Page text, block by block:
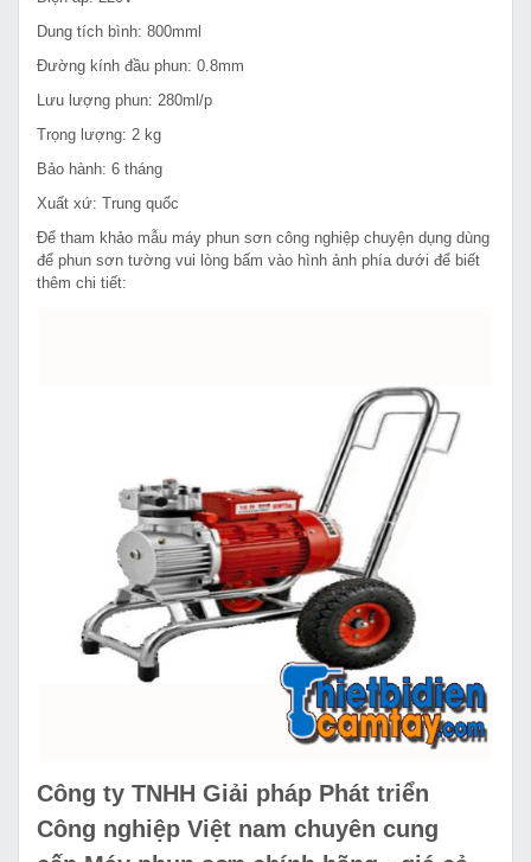
Dung tích bình: 800mml
Đường kính đầu phun: 0.8mm
Lưu lượng phun: 280ml/p
Trọng lượng: 2 kg
Bảo hành: 6 tháng
Xuất xứ: Trung quốc
Để tham khảo mẫu máy phun sơn công nghiệp chuyện dụng dùng
để phun sơn tường vui lòng bấm vào hình ảnh phía dưới để biết
thêm chi tiết:
Công ty TNHH Giải pháp Phát triển
Công nghiệp Việt nam chuyên cung